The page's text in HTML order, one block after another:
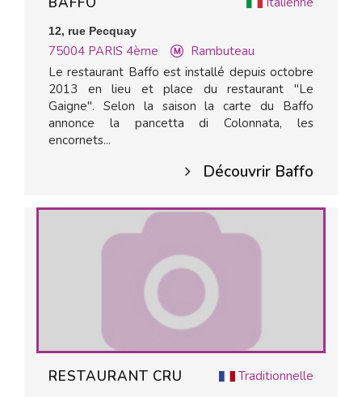
12, rue Pecquay
75004 PARIS 4ème
Rambuteau
Le restaurant Baffo est installé depuis octobre
2013 en lieu et place du restaurant "Le
Gaigne". Selon la saison la carte du Baffo
annonce la pancetta di Colonnata, les
encornets...
Découvrir Baffo
Traditionnelle
RESTAURANT CRU